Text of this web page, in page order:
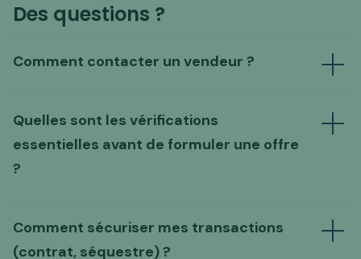
Des questions ?
Comment contacter un vendeur ?
Envoyer un mail au vendeur
Formuler une offre directe
Quelles sont les vérifications
essentielles avant de formuler une offre
?
un guide d'analyse complet adapté à chaque
typologie de site
Comment sécuriser mes transactions
(contrat, séquestre) ?